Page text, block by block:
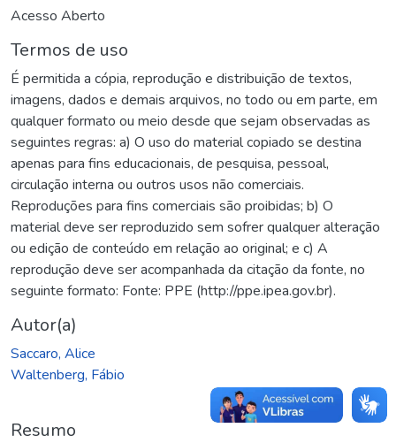
Acesso Aberto
Termos de uso
É permitida a cópia, reprodução e distribuição de textos,
imagens, dados e demais arquivos, no todo ou em parte, em
qualquer formato ou meio desde que sejam observadas as
seguintes regras: a) O uso do material copiado se destina
apenas para fins educacionais, de pesquisa, pessoal,
circulação interna ou outros usos não comerciais.
Reproduções para fins comerciais são proibidas; b) O
material deve ser reproduzido sem sofrer qualquer alteração
ou edição de conteúdo em relação ao original; e c) A
reprodução deve ser acompanhada da citação da fonte, no
seguinte formato: Fonte: PPE (http://ppe.ipea.gov.br).
Autor(a)
Saccaro, Alice
Waltenberg, Fábio
Resumo